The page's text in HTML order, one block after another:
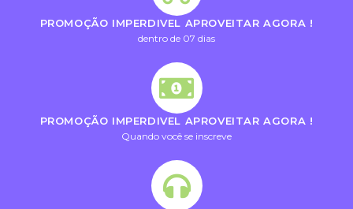
PROMOÇÃO IMPERDIVEL APROVEITAR AGORA !
dentro de 07 dias
PROMOÇÃO IMPERDIVEL APROVEITAR AGORA !
Quando você se inscreve